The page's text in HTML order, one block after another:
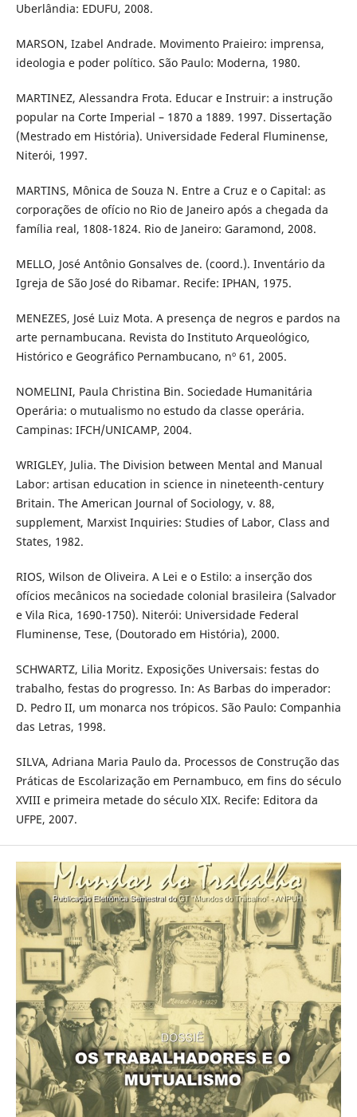
Uberlândia: EDUFU, 2008.
MARSON, Izabel Andrade. Movimento Praieiro: imprensa,
ideologia e poder político. São Paulo: Moderna, 1980.
MARTINEZ, Alessandra Frota. Educar e Instruir: a instrução
popular na Corte Imperial – 1870 a 1889. 1997. Dissertação
(Mestrado em História). Universidade Federal Fluminense,
Niterói, 1997.
MARTINS, Mônica de Souza N. Entre a Cruz e o Capital: as
corporações de ofício no Rio de Janeiro após a chegada da
família real, 1808-1824. Rio de Janeiro: Garamond, 2008.
MELLO, José Antônio Gonsalves de. (coord.). Inventário da
Igreja de São José do Ribamar. Recife: IPHAN, 1975.
MENEZES, José Luiz Mota. A presença de negros e pardos na
arte pernambucana. Revista do Instituto Arqueológico,
Histórico e Geográfico Pernambucano, nº 61, 2005.
NOMELINI, Paula Christina Bin. Sociedade Humanitária
Operária: o mutualismo no estudo da classe operária.
Campinas: IFCH/UNICAMP, 2004.
WRIGLEY, Julia. The Division between Mental and Manual
Labor: artisan education in science in nineteenth-century
Britain. The American Journal of Sociology, v. 88,
supplement, Marxist Inquiries: Studies of Labor, Class and
States, 1982.
RIOS, Wilson de Oliveira. A Lei e o Estilo: a inserção dos
ofícios mecânicos na sociedade colonial brasileira (Salvador
e Vila Rica, 1690-1750). Niterói: Universidade Federal
Fluminense, Tese, (Doutorado em História), 2000.
SCHWARTZ, Lilia Moritz. Exposições Universais: festas do
trabalho, festas do progresso. In: As Barbas do imperador:
D. Pedro II, um monarca nos trópicos. São Paulo: Companhia
das Letras, 1998.
SILVA, Adriana Maria Paulo da. Processos de Construção das
Práticas de Escolarização em Pernambuco, em fins do século
XVIII e primeira metade do século XIX. Recife: Editora da
UFPE, 2007.